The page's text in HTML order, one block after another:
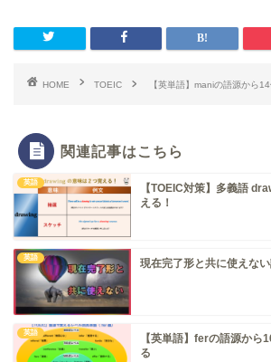
HOME TOEIC 【英単語】maniの語源から
関連記事はこちら
英語
【TOEIC対策】多義語
える！
英語 現在完了形と共に使えな
英語
【英単語】ferの語源から
る